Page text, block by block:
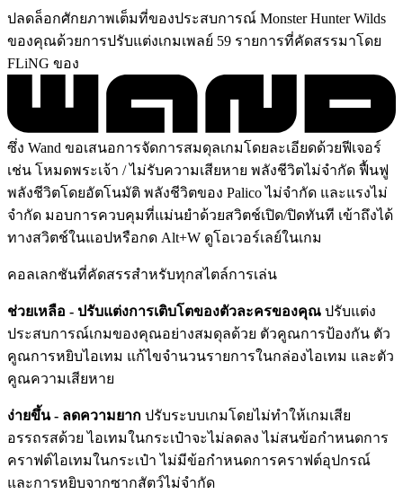
ปลดล็อกศักยภาพเต็มที่ของประสบการณ์ Monster Hunter Wilds
ของคุณด้วยการปรับแต่งเกมเพลย์ 59 รายการที่คัดสรรมาโดย
FLiNG ของ
ซึ่ง Wand ขอเสนอการจัดการสมดุลเกมโดยละเอียดด้วยฟีเจอร์
เช่น โหมดพระเจ้า / ไม่รับความเสียหาย พลังชีวิตไม่จำกัด ฟื้นฟู
พลังชีวิตโดยอัตโนมัติ พลังชีวิตของ Palico ไม่จำกัด และแรงไม่
จำกัด มอบการควบคุมที่แม่นยำด้วยสวิตช์เปิด/ปิดทันที เข้าถึงได้
ทางสวิตช์ในแอปหรือกด Alt+W ดูโอเวอร์เลย์ในเกม
คอลเลกชันที่คัดสรรสำหรับทุกสไตล์การเล่น
ช่วยเหลือ - ปรับแต่งการเติบโตของตัวละครของคุณ ปรับแต่ง
ประสบการณ์เกมของคุณอย่างสมดุลด้วย ตัวคูณการป้องกัน ตัว
คูณการหยิบไอเทม แก้ไขจำนวนรายการในกล่องไอเทม และตัว
คูณความเสียหาย
ง่ายขึ้น - ลดความยาก ปรับระบบเกมโดยไม่ทำให้เกมเสีย
อรรถรสด้วย ไอเทมในกระเป๋าจะไม่ลดลง ไม่สนข้อกำหนดการ
คราฟต์ไอเทมในกระเป๋า ไม่มีข้อกำหนดการคราฟต์อุปกรณ์
และการหยิบจากซากสัตว์ไม่จำกัด